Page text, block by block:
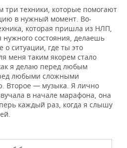
техники, которые помогают
в нужный момент. Во-
которая пришла из НЛП,
нужного состояния, делаешь
о ситуации, где ты это
меня таким якорем стало
я делаю перед любым
любыми сложными
Второе — музыка. Я лично
в начале марафона, она
каждый раз, когда я слышу